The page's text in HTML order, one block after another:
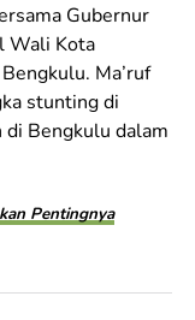
Gubernur
Wali Kota
Ma’ruf
stunting di
Bengkulu dalam
Pentingnya